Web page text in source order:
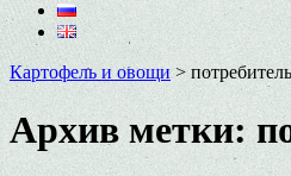
Картофель и овощи >
Архив метки: